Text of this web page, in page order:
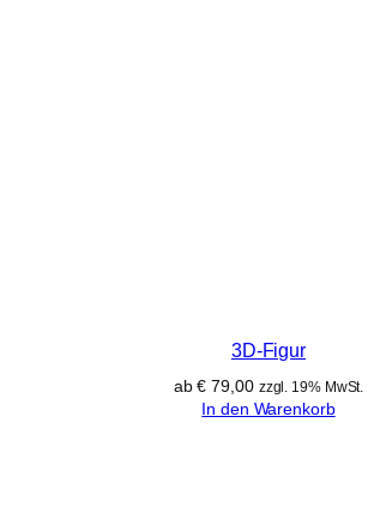
3D-Figur
ab€ 79,00 zzgl. 19% MwSt.
In den Warenkorb